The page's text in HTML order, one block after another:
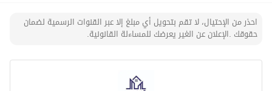
احذر من الإحتيال، لا تقم بتحويل أي مبلغ إلا عبر القنوات الرسمية لضمان
حقوقك .الإعلان عن الغير يعرضك للمساءلة القانونية.